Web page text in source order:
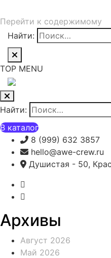
Перейти к содержимому
Найти:
TOP MENU
Найти:
В каталог
8 (999) 632 3857
hello@awe-crew.ru
Душистая - 50,
Архивы
Август 2026
Май 2026